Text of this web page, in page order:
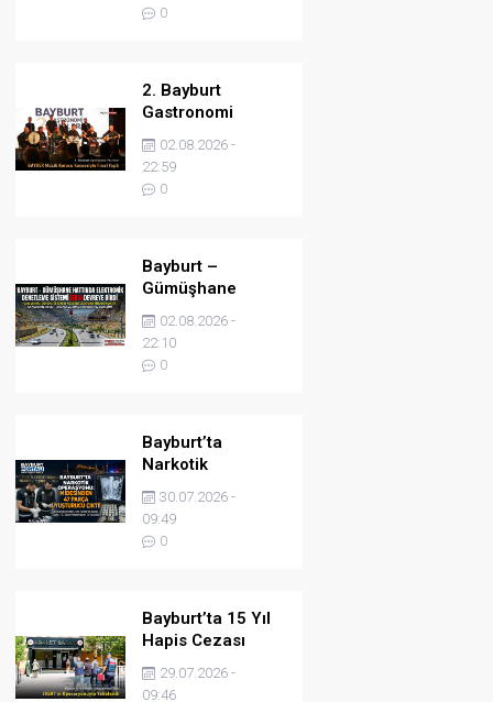
0
2. Bayburt
Gastronomi
Festivali BAYDER
Müzik Korosu
Konseriyle Final
Yaptı
02.08.2026 -
22:59
0
Bayburt –
Gümüşhane
Hattında
Elektronik
Denetleme
Sistemi (EDS)
02.08.2026 -
22:10
0
Bayburt’ta
Narkotik
Operasyonu:
Midesinden 47
Parça Uyuşturucu
Çıktı!
30.07.2026 -
09:49
0
Bayburt’ta 15 Yıl
Hapis Cezası
Bulunan Şahıs
JASAT’ın
29.07.2026 -
09:46